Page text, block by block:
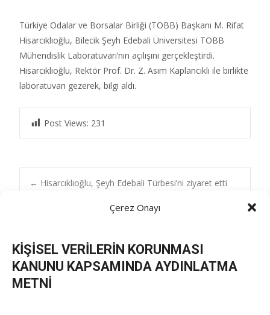
Çerez Onayı
KİŞİSEL VERİLERİN KORUNMASI
KANUNU KAPSAMINDA AYDINLATMA
METNİ
Türkiye Odalar ve Borsalar Birliği (TOBB) Başkanı M. Rifat
Hisarcıklıoğlu, Bilecik Şeyh Edebali Üniversitesi TOBB
Mühendislik Laboratuvarı’nın açılışını gerçekleştirdi.
Hisarcıklıoğlu, Rektör Prof. Dr. Z. Asım Kaplancıklı ile birlikte
laboratuvarı gezerek, bilgi aldı.​
Post Views: 231
Post
← Hisarcıklıoğlu, Şeyh Edebali Türbesi’ni ziyaret etti